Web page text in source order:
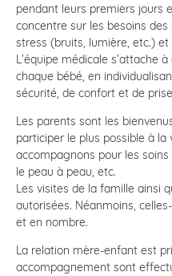
pendant leurs premiers jours
concentre sur les besoins
stress (bruits, lumière, etc.)
L’équipe médicale s’attache
chaque bébé, en
sécurité, de confort et de
Les parents sont les
participer le plus possible à la
accompagnons pour les
le peau à peau, etc.
Les visites de la famille ainsi
autorisées. Néanmoins,
et en nombre.
La relation mère-enfant est
accompagnement sont